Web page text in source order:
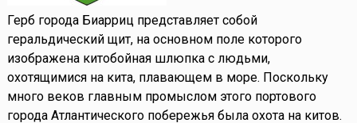
Герб города Биарриц представляет собой
геральдический щит, на основном поле которого
изображена китобойная шлюпка с людьми,
охотящимися на кита, плавающем в море. Поскольку
много веков главным промыслом этого портового
города Атлантического побережья была охота на китов.